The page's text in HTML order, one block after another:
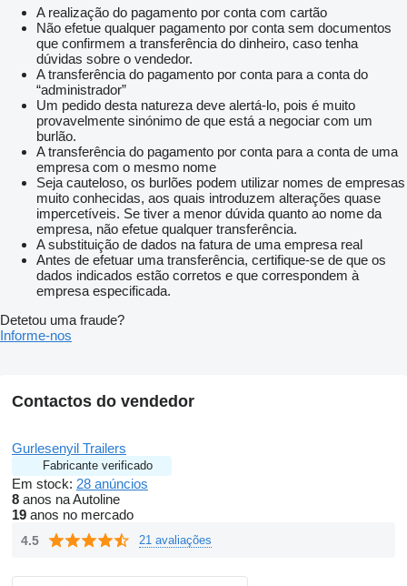
A realização do pagamento por conta com cartão
Não efetue qualquer pagamento por conta sem documentos
que confirmem a transferência do dinheiro, caso tenha
dúvidas sobre o vendedor.
A transferência do pagamento por conta para a conta do
“administrador”
Um pedido desta natureza deve alertá-lo, pois é muito
provavelmente sinónimo de que está a negociar com um
burlão.
A transferência do pagamento por conta para a conta de uma
empresa com o mesmo nome
Seja cauteloso, os burlões podem utilizar nomes de empresas
muito conhecidas, aos quais introduzem alterações quase
impercetíveis. Se tiver a menor dúvida quanto ao nome da
empresa, não efetue qualquer transferência.
A substituição de dados na fatura de uma empresa real
Antes de efetuar uma transferência, certifique-se de que os
dados indicados estão corretos e que correspondem à
empresa especificada.
Detetou uma fraude?
Informe-nos
Contactos do vendedor
Gurlesenyil Trailers
Fabricante verificado
Em stock: 28 anúncios
8 anos na Autoline
19 anos no mercado
4.5 21 avaliações